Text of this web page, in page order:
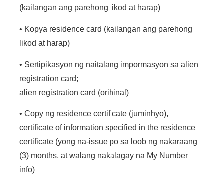
(kailangan ang parehong likod at harap)
• Kopya residence card (kailangan ang parehong
likod at harap)
• Sertipikasyon ng naitalang impormasyon sa alien
registration card;
alien registration card (orihinal)
• Copy ng residence certificate (juminhyo),
certificate of information specified in the residence
certificate (yong na-issue po sa loob ng nakaraang
(3) months, at walang nakalagay na My Number
info)